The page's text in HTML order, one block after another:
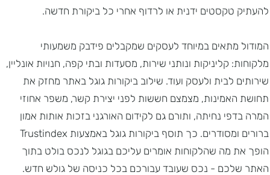
להעתיק טקסטים ידנית או לרדוף אחרי כל ביקורת חדשה.
המודול מתאים במיוחד לעסקים שמקבלים פידבק משמעותי
מלקוחות: קליניקות ונותני שירות, מסעדות ובתי קפה, חנויות אונליין,
שירותים לבית ולעסק ועוד. שילוב ביקורות גוגל באתר מחזק את
תחושת האמינות, מצמצם חששות לפני יצירת קשר, משפר אחוזי
המרה בדפי נחיתה, ותורם גם לקידום האורגני בזכות אותות אמון
ברורים ומסודרים. כך תוסף ביקורות גוגל באמצעות Trustindex
הופך את מה שהלקוחות אומרים עליכם בגוגל לנכס בולט בתוך
האתר שלכם - נכס שעובד עבורכם בכל כניסה של גולש חדש.